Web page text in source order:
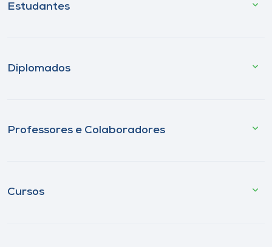
Estudantes
Diplomados
Professores e Colaboradores
Cursos